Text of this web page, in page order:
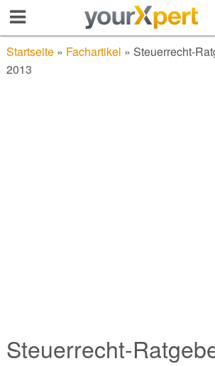
Startseite» Fachartikel » Steuerrecht-
2013
Steuerrecht-